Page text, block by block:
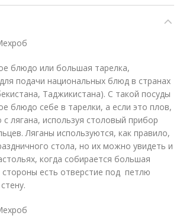
блюдо или большая тарелка,
подачи национальных блюд в странах
Таджикистана). С такой посуды
блюдо себе в тарелки, а если это плов,
лягана, используя столовый прибор
Ляганы используются, как правило,
стола, но их можно увидеть и
когда собирается большая
есть отверстие под петлю